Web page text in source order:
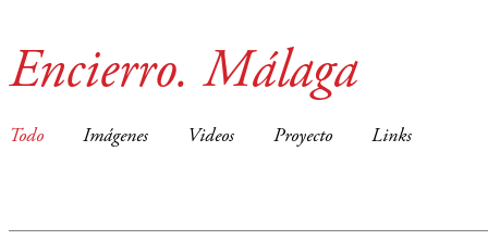
Encierro. Málaga
Todo Imágenes Videos Proyecto Links